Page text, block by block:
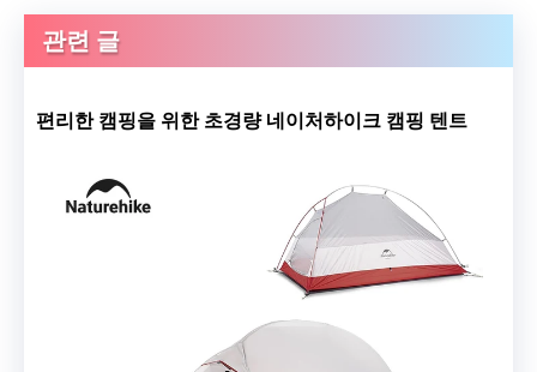
관련 글
편리한 캠핑을 위한 초경량 네이처하이크 캠핑 텐트